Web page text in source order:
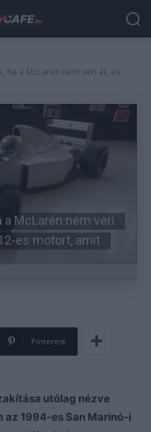
ha a McLaren nem veri át, és
a McLaren nem veri
es motort, amit
Pinterest
utólag nézve
1994-es San Marinó-i